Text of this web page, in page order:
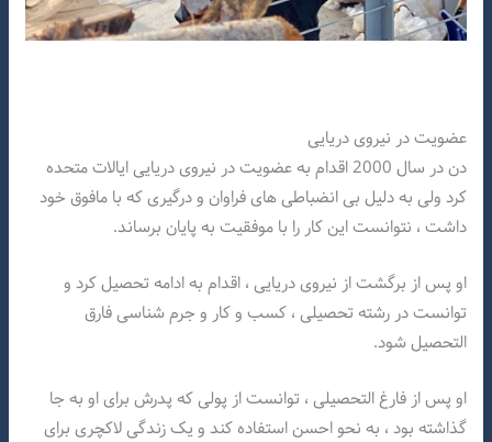
عضویت در نیروی دریایی
دن در سال 2000 اقدام به عضویت در نیروی دریایی ایالات متحده
کرد ولی به دلیل بی انضباطی های فراوان و درگیری که با مافوق خود
داشت ، نتوانست این کار را با موفقیت به پایان برساند.
او پس از برگشت از نیروی دریایی ، اقدام به ادامه تحصیل کرد و
توانست در رشته تحصیلی ، کسب و کار و جرم شناسی فارق
التحصیل شود.
او پس از فارغ التحصیلی ، توانست از پولی که پدرش برای او به جا
گذاشته بود ، به نحو احسن استفاده کند و یک زندگی لاکچری برای